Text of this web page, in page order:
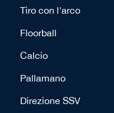
Tiro con l'arco
Floorball
Calcio
Pallamano
Direzione SSV